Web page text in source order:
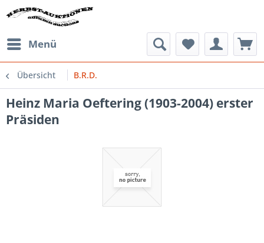
Menü
Übersicht B.R.D.
Heinz Maria Oeftering (1903-2004) erster
Präsiden